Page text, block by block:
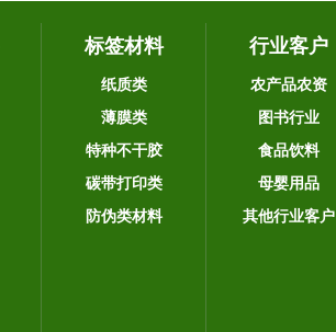
标签材料
纸质类
薄膜类
特种不干胶
碳带打印类
防伪类材料
行业客户
农产品农资
图书行业
食品饮料
母婴用品
其他行业客户